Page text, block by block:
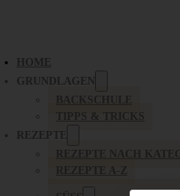
HOME
GRUNDLAGEN
BACKSCHULE
TIPPS & TRICKS
REZEPTE
REZEPTE NACH
REZEPTE A-Z